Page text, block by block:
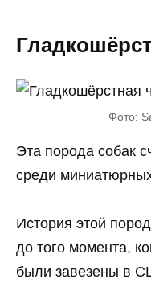
Фото:
Эта порода собак
среди
История этой
до того момента,
были завезены в